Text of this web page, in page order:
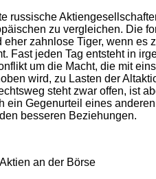
russische
zu vergleichen. Die
zahnlose Tiger, wenn es
Fast jeden Tag entsteht in
um die Macht, die mit
wird, zu Lasten der
steht zwar offen, ist
ein Gegenurteil eines
besseren Beziehungen.
an der Börse